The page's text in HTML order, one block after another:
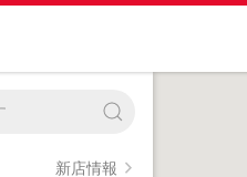
新店情報